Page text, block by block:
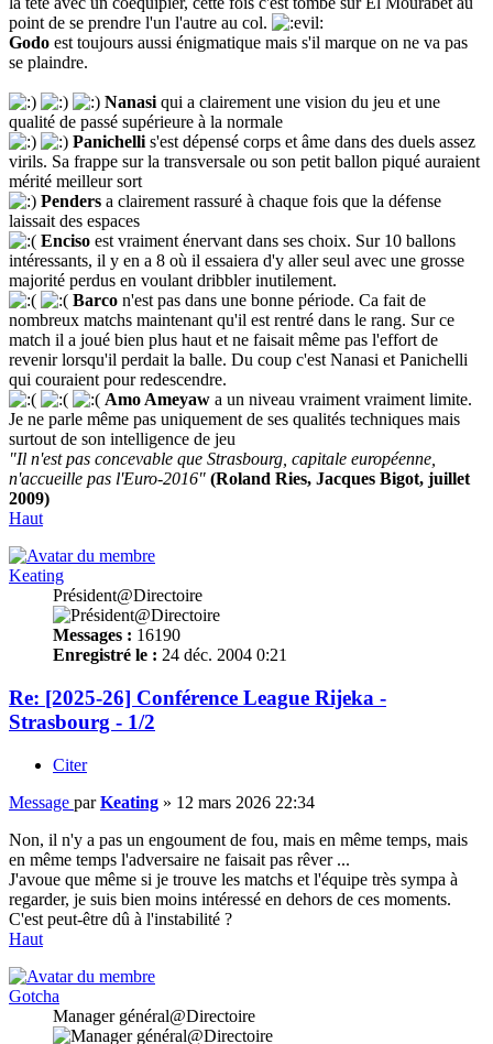
point de se prendre l'un l'autre au col.
Godo est toujours aussi énigmatique mais s'il marque on ne va pas
se plaindre.
Nanasi qui a clairement une vision du jeu et une
qualité de passé supérieure à la normale
Panichelli s'est dépensé corps et âme dans des duels assez
virils. Sa frappe sur la transversale ou son petit ballon piqué auraient
mérité meilleur sort
Penders a clairement rassuré à chaque fois que la défense
laissait des espaces
Enciso est vraiment énervant dans ses choix. Sur 10 ballons
intéressants, il y en a 8 où il essaiera d'y aller seul avec une grosse
majorité perdus en voulant dribbler inutilement.
Barco n'est pas dans une bonne période. Ca fait de
nombreux matchs maintenant qu'il est rentré dans le rang. Sur ce
match il a joué bien plus haut et ne faisait même pas l'effort de
revenir lorsqu'il perdait la balle. Du coup c'est Nanasi et Panichelli
qui couraient pour redescendre.
Amo Ameyaw a un niveau vraiment vraiment limite.
Je ne parle même pas uniquement de ses qualités techniques mais
surtout de son intelligence de jeu
"Il n'est pas concevable que Strasbourg, capitale européenne,
n'accueille pas l'Euro-2016" (Roland Ries, Jacques Bigot, juillet
2009)
Haut
Keating
Président@Directoire
Messages : 16190
Enregistré le : 24 déc. 2004 0:21
Re: [2025-26] Conférence League Rijeka -
Strasbourg - 1/2
Citer
Message parKeating » 12 mars 2026 22:34
Non, il n'y a pas un engoument de fou, mais en même temps, mais
en même temps l'adversaire ne faisait pas rêver ...
J'avoue que même si je trouve les matchs et l'équipe très sympa à
regarder, je suis bien moins intéressé en dehors de ces moments.
C'est peut-être dû à l'instabilité ?
Haut
Gotcha
Manager général@Directoire